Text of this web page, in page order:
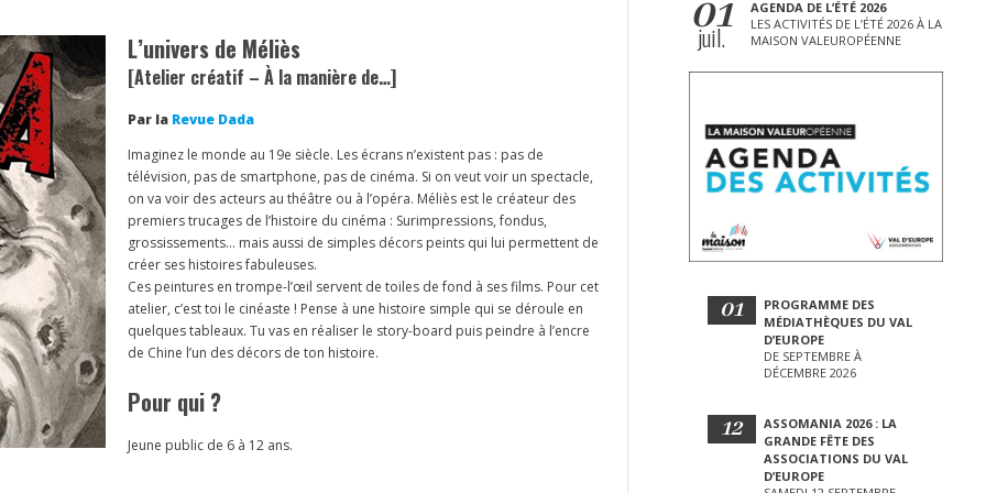
L’univers de Méliès
[Atelier créatif – À la manière de…]
Par la Revue Dada
Imaginez le monde au 19e siècle. Les écrans n’existent pas : pas de
télévision, pas de smartphone, pas de cinéma. Si on veut voir un spectacle,
on va voir des acteurs au théâtre ou à l’opéra. Méliès est le créateur des
premiers trucages de l’histoire du cinéma : Surimpressions, fondus,
grossissements… mais aussi de simples décors peints qui lui permettent de
créer ses histoires fabuleuses.
Ces peintures en trompe-l’œil servent de toiles de fond à ses films. Pour cet
atelier, c’est toi le cinéaste ! Pense à une histoire simple qui se déroule en
quelques tableaux. Tu vas en réaliser le story-board puis peindre à l’encre
de Chine l’un des décors de ton histoire.
Pour qui ?
Jeune public de 6 à 12 ans.
01
juil.
AGENDA DE L’ÉTÉ 2026
LES ACTIVITÉS DE L’ÉTÉ 2026 À LA
MAISON VALEUROPÉENNE
01
PROGRAMME DES
MÉDIATHÈQUES DU VAL
D’EUROPE
DE SEPTEMBRE À
DÉCEMBRE 2026
12
ASSOMANIA 2026 : LA
GRANDE FÊTE DES
ASSOCIATIONS DU VAL
D’EUROPE